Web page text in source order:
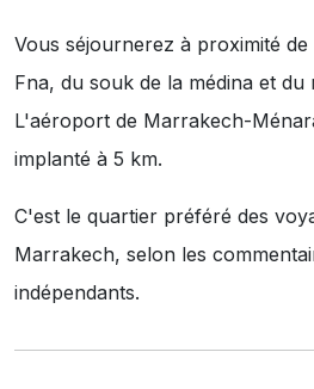
Vous séjournerez à proximité
Fna, du souk de la médina et du
L'aéroport de Marrakech-
implanté à 5 km.
C'est le quartier préféré des
Marrakech, selon les
indépendants.